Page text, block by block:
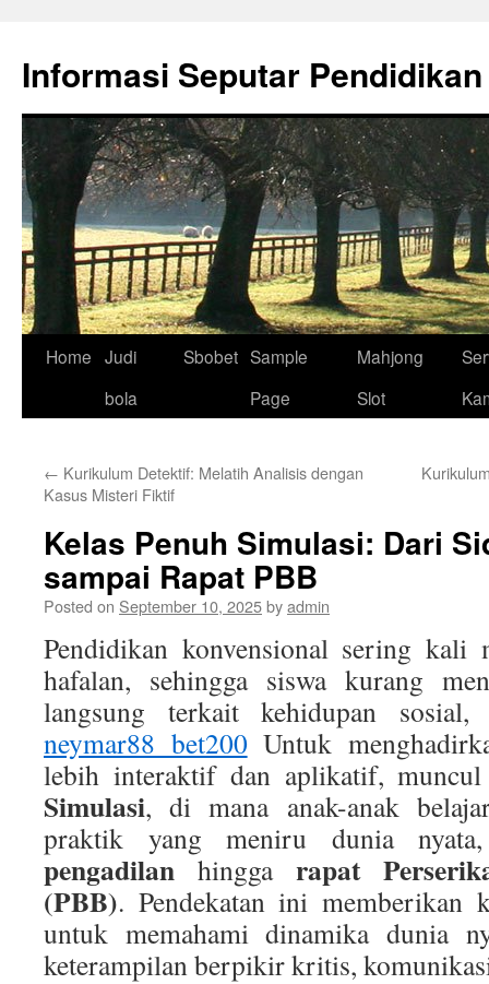
content
Informasi Seputar Pendidikan
Home Judi
bola
Sbobet Sample
Page
Mahjong
Slot
← Kurikulum Detektif: Melatih Analisis dengan
Kasus Misteri Fiktif
Kelas Penuh Simulasi: Dari
sampai Rapat PBB
Posted on September 10, 2025byadmin
Pendidikan konvensional sering kali
hafalan, sehingga siswa kurang
langsung terkait kehidupan
neymar88 bet200Untuk
lebih interaktif dan aplikatif,
Simulasi, di mana anak-anak
praktik yang meniru dunia
pengadilan hingga rapat
(PBB). Pendekatan ini memberikan
untuk memahami dinamika dunia
keterampilan berpikir kritis,